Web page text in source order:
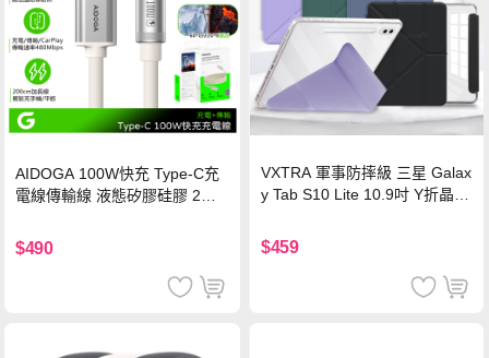
AIDOGA 100W快充 Type-C充
電線傳輸線 液態矽膠硅膠 2M
$490
VXTRA 軍事防摔級 三星 Galax
y Tab S10 Lite 10.9吋 Y折晶透
$459